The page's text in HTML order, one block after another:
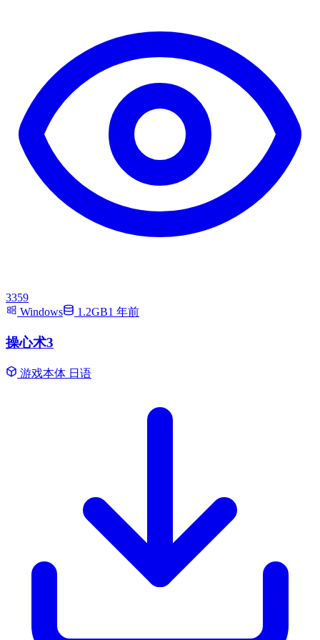
3359
Windows
1.2GB1 年前
操心术3
游戏本体 日语